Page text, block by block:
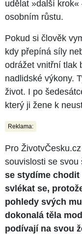
udělat »další
osobním růstu.
Pokud si člověk
kdy přepíná síly
odrážet vnitřní tlak
nadlidské výkony.
život. I po
který ji žene k
Reklama:
Pro
souvislosti se svou
se stydíme
svlékat se,
pohledy svých
dokonalá těla
podívají na svou